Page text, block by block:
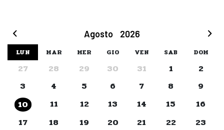
Agosto 2026
LUN MAR MER GIO VEN SAB DOM
27 28 29 30 31 1
2
3
4 5 6 7 8
9
10
11 12 13 14 15
16
17
18 19 20 21 22
23